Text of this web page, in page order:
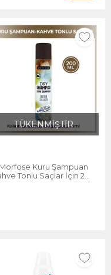
TÜKENMİŞTİR
Morfose Kuru Şampuan
Tonlu Saçlar İçin 200